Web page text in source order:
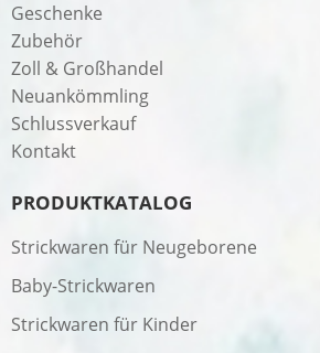
Geschenke
Zubehör
Zoll & Großhandel
Neuankömmling
Schlussverkauf
Kontakt
PRODUKTKATALOG
Strickwaren für Neugeborene
Baby-Strickwaren
Strickwaren für Kinder